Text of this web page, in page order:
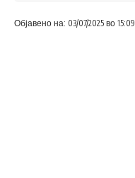
Објавено на: 03/07/2025 во 15:09